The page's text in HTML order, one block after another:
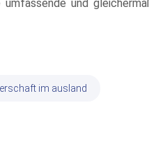
und
im ausland